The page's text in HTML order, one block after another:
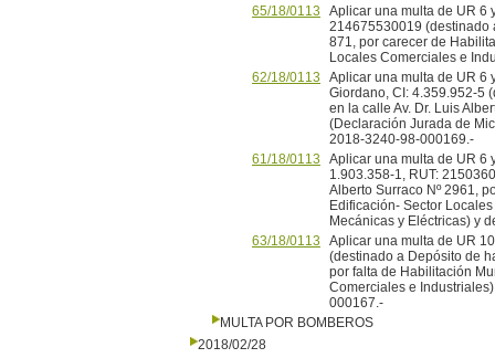
65/18/0113
Aplicar una multa de UR 6
214675530019 (destinado
871, por carecer de
Locales Comerciales e
62/18/0113
Aplicar una multa de UR 6
Giordano, CI: 4.359.952-5
en la calle Av. Dr. Luis
(Declaración Jurada de
2018-3240-98-000169.-
61/18/0113
Aplicar una multa de UR 6
1.903.358-1, RUT:
Alberto Surraco Nº 2961,
Edificación- Sector
Mecánicas y Eléctricas) y
63/18/0113
Aplicar una multa de UR
(destinado a Depósito de
por falta de Habilitación
Comerciales e
000167.-
MULTA POR BOMBEROS
2018/02/28